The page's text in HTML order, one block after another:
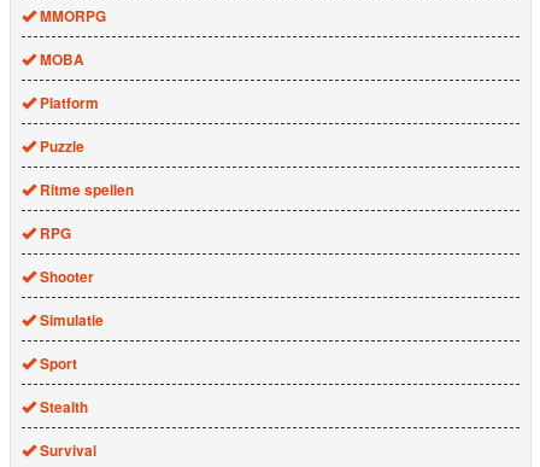
MMORPG
MOBA
Platform
Puzzle
Ritme spellen
RPG
Shooter
Simulatie
Sport
Stealth
Survival